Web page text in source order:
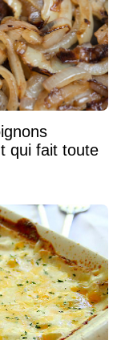
qui fait toute